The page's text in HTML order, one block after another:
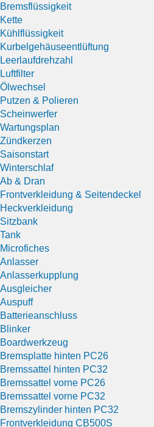
Bremsflüssigkeit
Kette
Kühlflüssigkeit
Kurbelgehäuseentlüftung
Leerlaufdrehzahl
Luftfilter
Ölwechsel
Putzen & Polieren
Scheinwerfer
Wartungsplan
Zündkerzen
Saisonstart
Winterschlaf
Ab & Dran
Frontverkleidung & Seitendeckel
Heckverkleidung
Sitzbank
Tank
Microfiches
Anlasser
Anlasserkupplung
Ausgleicher
Auspuff
Batterieanschluss
Blinker
Boardwerkzeug
Bremsplatte hinten PC26
Bremssattel hinten PC32
Bremssattel vorne PC26
Bremssattel vorne PC32
Bremszylinder hinten PC32
Frontverkleidung CB500S